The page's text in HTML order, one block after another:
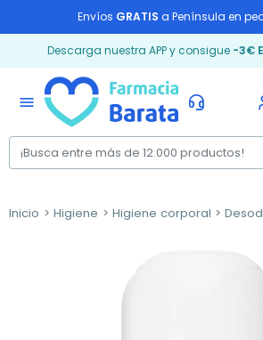
Envíos GRATIS a Península en
Descarga nuestra APP y consigue -3€
menu
Inicio Higiene Higiene corporal